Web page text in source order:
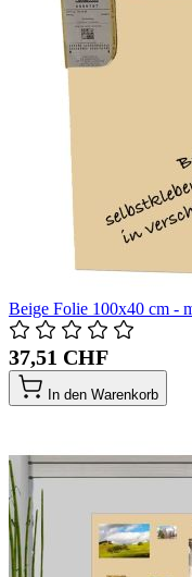
Beige Folie 100x40 cm -
37,51 CHF
In den Warenkorb